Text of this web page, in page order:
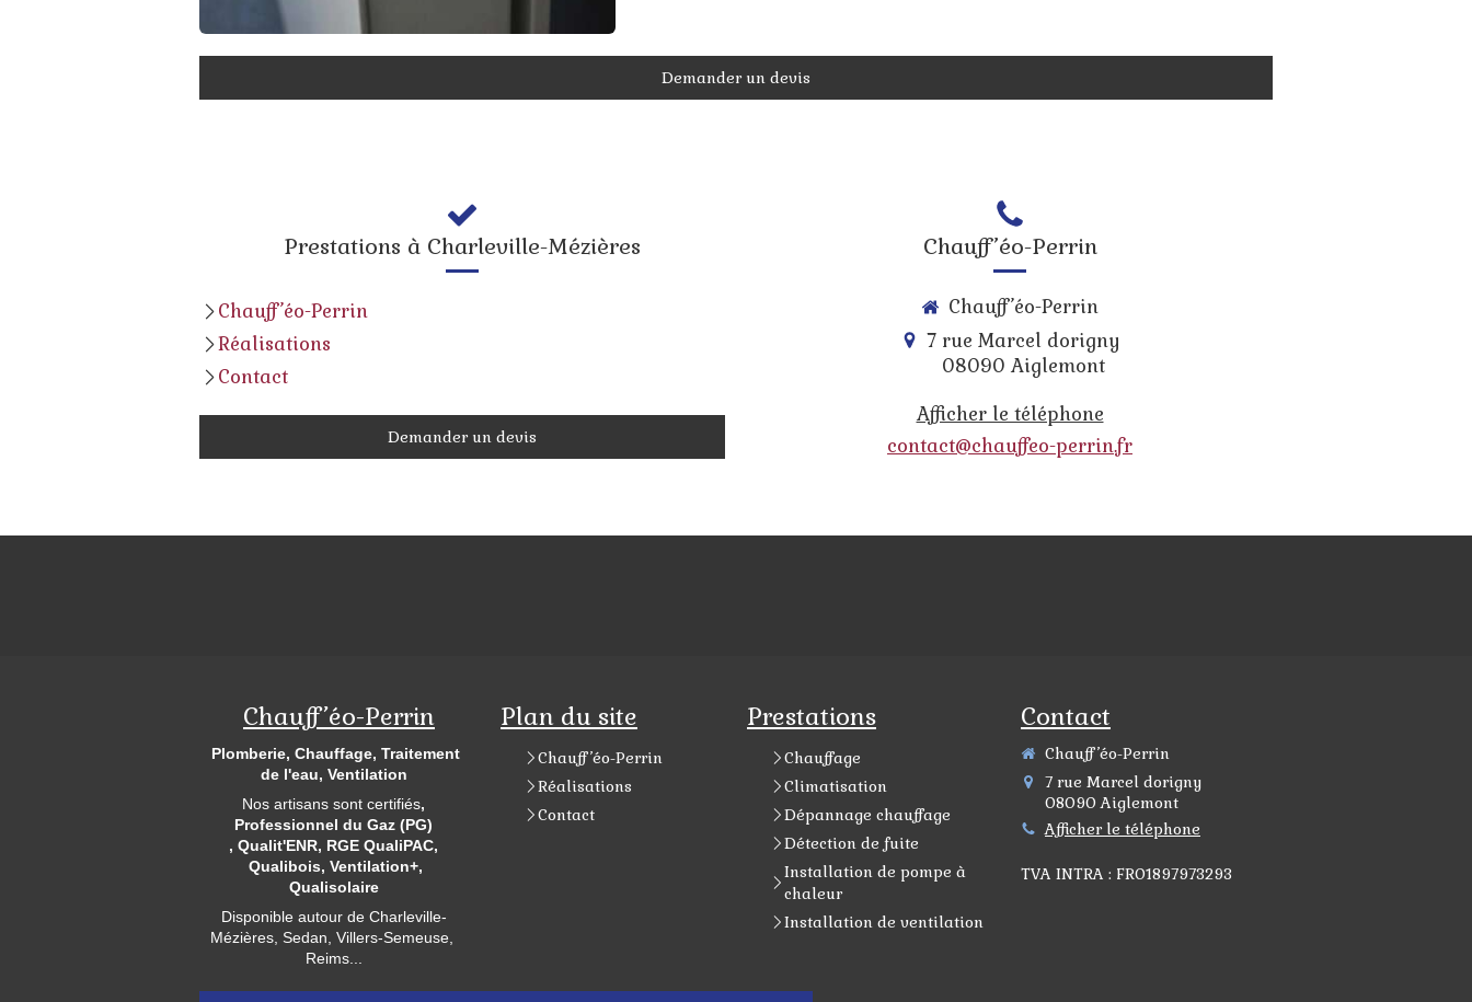
Demander un devis
Prestations à Charleville-Mézières
Chauff’éo-Perrin
Réalisations
Contact
Demander un devis
Chauff’éo-Perrin
Chauff’éo-Perrin
7 rue Marcel dorigny
08090 Aiglemont
Afficher le téléphone
contact@chauffeo-perrin.fr
Chauff’éo-Perrin
Plomberie, Chauffage, Traitement
de l'eau, Ventilation
Nos artisans sont certifiés,
Professionnel du Gaz (PG)
, Qualit'ENR, RGE QualiPAC,
Qualibois, Ventilation+,
Qualisolaire
Disponible autour de Charleville-
Mézières, Sedan, Villers-Semeuse,
Reims...
Plan du site
Chauff’éo-Perrin
Réalisations
Contact
Prestations
Chauffage
Climatisation
Dépannage chauffage
Détection de fuite
Installation de pompe à
chaleur
Installation de ventilation
Contact
Chauff’éo-Perrin
7 rue Marcel dorigny
08090 Aiglemont
Afficher le téléphone
TVA INTRA : FR01897973293